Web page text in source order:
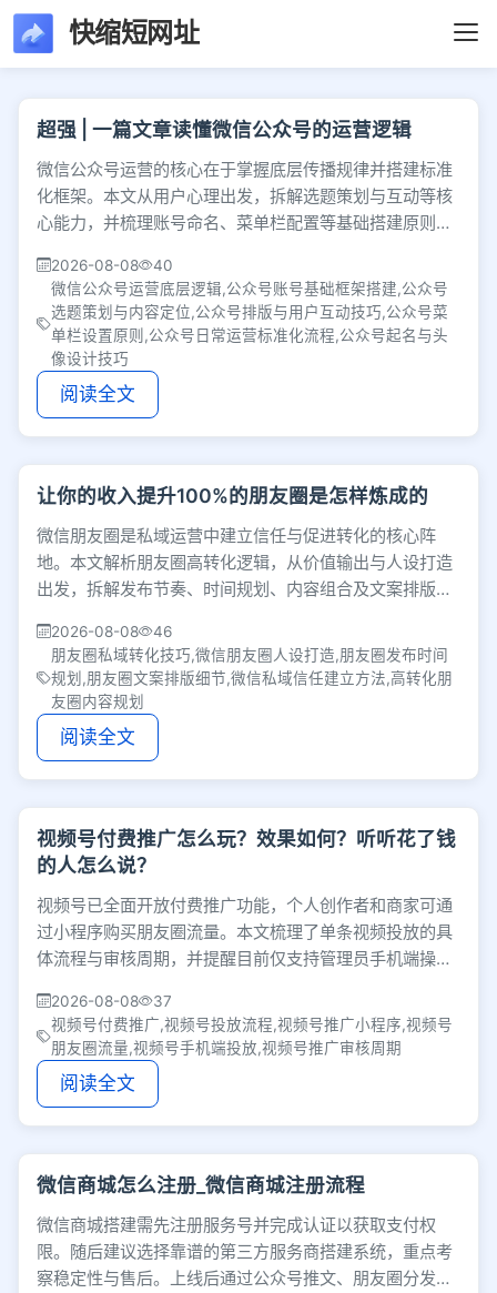
快缩短网址
文章列表 - 第13页 -
超强 | 一篇文章读懂微信公众号的运营逻辑
微信公众号运营的核心在于掌握底层传播规律并搭建标准
化框架。本文从用户心理出发，拆解选题策划与互动等核
心能力，并梳理账号命名、菜单栏配置等基础搭建原则，
2026-08-08
40
微信公众号运营底层逻辑,公众号账号基础框架搭建,公众号
选题策划与内容定位,公众号排版与用户互动技巧,公众号菜
单栏设置原则,公众号日常运营标准化流程,公众号起名与头
像设计技巧
阅读全文
让你的收入提升100%的朋友圈是怎样炼成的
微信朋友圈是私域运营中建立信任与促进转化的核心阵
地。本文解析朋友圈高转化逻辑，从价值输出与人设打造
出发，拆解发布节奏、时间规划、内容组合及文案排版等
2026-08-08
46
朋友圈私域转化技巧,微信朋友圈人设打造,朋友圈发布时间
规划,朋友圈文案排版细节,微信私域信任建立方法,高转化朋
友圈内容规划
阅读全文
视频号付费推广怎么玩？效果如何？听听花了钱
的人怎么说？
视频号已全面开放付费推广功能，个人创作者和商家可通
过小程序购买朋友圈流量。本文梳理了单条视频投放的具
体流程与审核周期，并提醒目前仅支持管理员手机端操
2026-08-08
37
视频号付费推广,视频号投放流程,视频号推广小程序,视频号
朋友圈流量,视频号手机端投放,视频号推广审核周期
阅读全文
微信商城怎么注册_微信商城注册流程
微信商城搭建需先注册服务号并完成认证以获取支付权
限。随后建议选择靠谱的第三方服务商搭建系统，重点考
察稳定性与售后。上线后通过公众号推文、朋友圈分发及